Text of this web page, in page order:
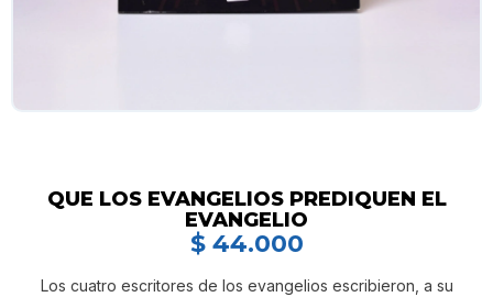
QUE LOS EVANGELIOS PREDIQUEN EL
EVANGELIO
$44.000
Los cuatro escritores de los evangelios escribieron, a su